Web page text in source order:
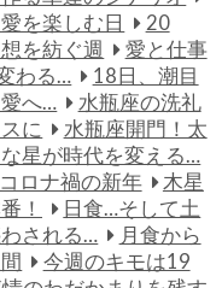
を楽しむ日
20
を紡ぐ週
愛と仕事
わる…
18日、潮目
へ…
水瓶座の洗礼
に
水瓶座開門！太
星が時代を変える…
コロナ禍の新年
木星
！
日食…そして土
される…
月食から
今週のキモは19